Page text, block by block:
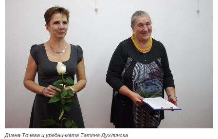
Диана Точева и уредничката Татяна Духлинска